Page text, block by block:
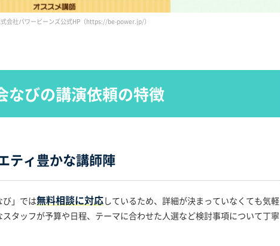
会社パワービーンズ公式HP（https://be-power.jp/）
なびの講演依頼の特徴
ティ豊かな講師陣
」では無料相談に対応しているため、詳細が決まっていなくても気軽
タッフが予算や日程、テーマに合わせた人選など検討事項について丁寧